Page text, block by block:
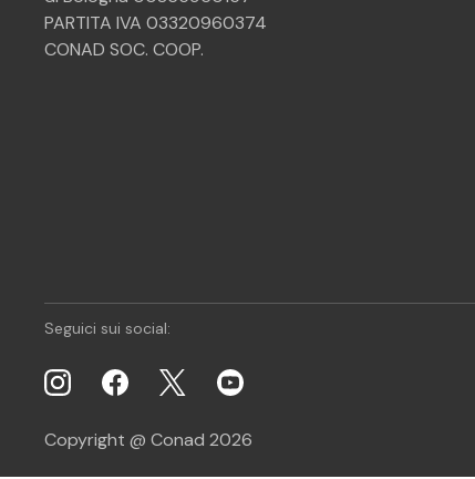
PARTITA IVA 03320960374
CONAD SOC. COOP.
Seguici sui social:
Copyright @ Conad 2026